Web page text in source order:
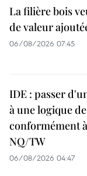
La filière bois
de valeur
06/08/2026 07:45
IDE : passer
à une logique
conformément
NQ/TW
06/08/2026 04:47